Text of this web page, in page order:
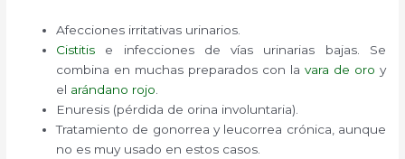
Afecciones irritativas urinarios.
Cistitis e infecciones de vías urinarias bajas. Se
combina en muchas preparados con la vara de oro y
el arándano rojo.
Enuresis (pérdida de orina involuntaria).
Tratamiento de gonorrea y leucorrea crónica, aunque
no es muy usado en estos casos.